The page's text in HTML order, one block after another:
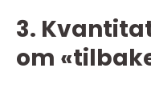
3.
om